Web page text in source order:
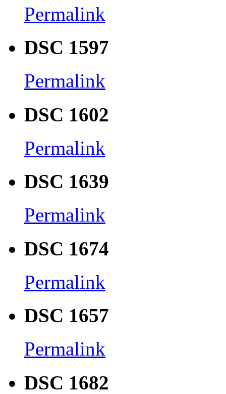
Permalink
DSC 1597
Permalink
DSC 1602
Permalink
DSC 1639
Permalink
DSC 1674
Permalink
DSC 1657
Permalink
DSC 1682